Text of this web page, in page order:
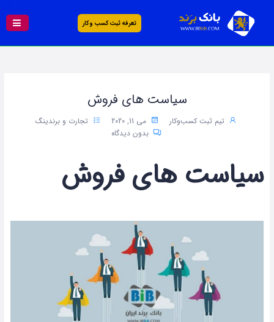
تعرفه ثبت کسب و کار
سیاست های فروش
تیم ثبت کسب‌وکار می 11, 2020
تجارت و برندینگ
بدون دیدگاه
سیاست های فروش